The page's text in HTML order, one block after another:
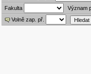
Fakulta
Význam
Volně zap. př.